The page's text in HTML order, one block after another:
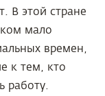
В этой стране
мало
времен,
к тем, кто
работу.